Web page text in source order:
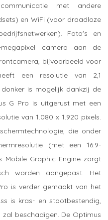
met andere
en WiFi (voor draadloze
Foto's en
camera aan de
bijvoorbeeld voor
een resolutie van 2,1
is mogelijk dankzij de
G Pro is uitgerust met een
van 1.080 x 1.920 pixels.
die onder
(met een 16:9-
Mobile Graphic Engine zorgt
worden aangepast. Het
is verder gemaakt van het
is kras- en stootbestendig,
beschadigen. De Optimus